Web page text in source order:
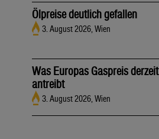
Ölpreise deutlich gefallen
3. August 2026, Wien
Was Europas Gaspreis derzeit
antreibt
3. August 2026, Wien